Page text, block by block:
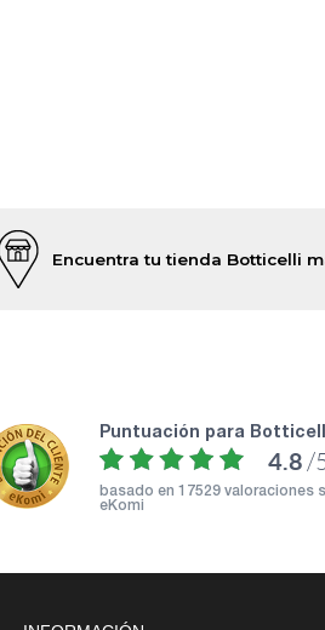
Encuentra tu tienda Botticelli
puntuación para
4.8 /
basado en 17529 valoraciones
eKomi